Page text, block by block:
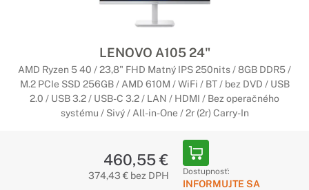
LENOVO A105 24"
AMD Ryzen 5 40 / 23,8" FHD Matný IPS 250nits / 8GB DDR5 /
M.2 PCIe SSD 256GB / AMD 610M / WiFi / BT / bez DVD / USB
2.0 / USB 3.2 / USB-C 3.2 / LAN / HDMI / Bez operačného
systému / Sivý / All-in-One / 2r (2r) Carry-In
460,55 €
374,43 € bez DPH Dostupnosť:
INFORMUJTE SA